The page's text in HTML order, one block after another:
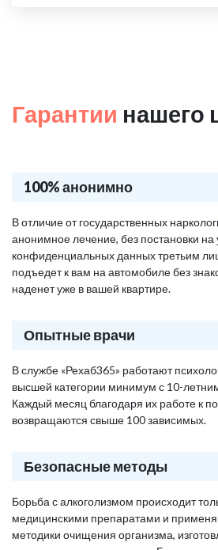
Гарантии нашего
100% анонимно
В отличие от государственных
анонимное лечение, без постановки на
конфиденциальных данных третьим
подъедет к вам на автомобиле без
наденет уже в вашей квартире.
Опытные врачи
В службе «Рехаб365» работают
высшей категории минимум с 10-
Каждый месяц благодаря их работе к
возвращаются свыше 100 зависимых.
Безопасные методы
Борьба с алкоголизмом происходит
медицинскими препаратами и
методики очищения организма,